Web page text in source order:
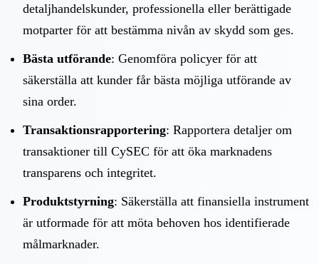
detaljhandelskunder, professionella eller berättigade
motparter för att bestämma nivån av skydd som ges.
Bästa utförande: Genomföra policyer för att
säkerställa att kunder får bästa möjliga utförande av
sina order.
Transaktionsrapportering: Rapportera detaljer om
transaktioner till CySEC för att öka marknadens
transparens och integritet.
Produktstyrning: Säkerställa att finansiella instrument
är utformade för att möta behoven hos identifierade
målmarknader.